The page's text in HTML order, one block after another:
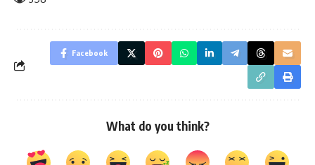
Facebook
What do you think?